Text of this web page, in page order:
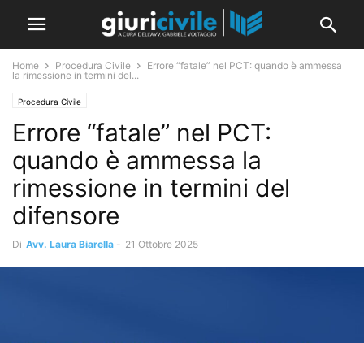
Home Procedura Civile
Errore “fatale” nel PCT: quando è ammessa
la rimessione in termini del...
Procedura Civile
Errore “fatale” nel PCT:
quando è ammessa la
rimessione in termini del
difensore
Di Avv. Laura Biarella - 21 Ottobre 2025